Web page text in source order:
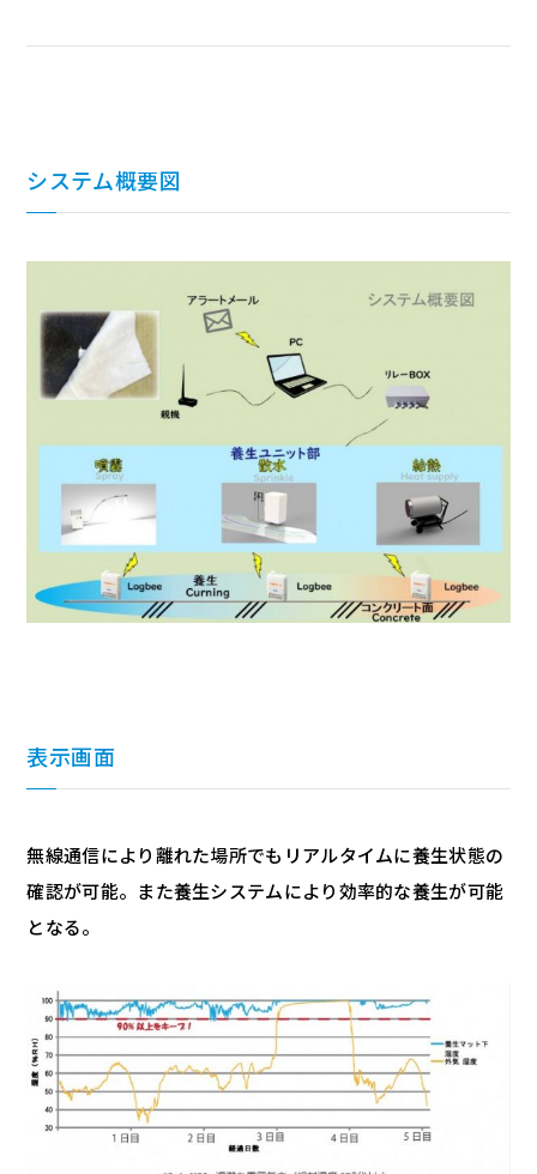
システム概要図
表示画面
無線通信により離れた場所でもリアルタイムに養生状態の
確認が可能。また養生システムにより効率的な養生が可能
となる。